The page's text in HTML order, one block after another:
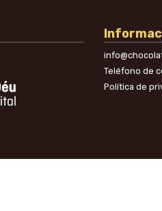
Teléfono de
Política de